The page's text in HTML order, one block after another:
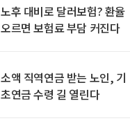
노후 대비로 달러보험? 환율
오르면 보험료 부담 커진다
소액 직역연금 받는 노인, 기
초연금 수령 길 열린다